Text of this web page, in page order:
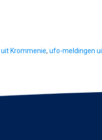
Krommenie, ufo-meldingen